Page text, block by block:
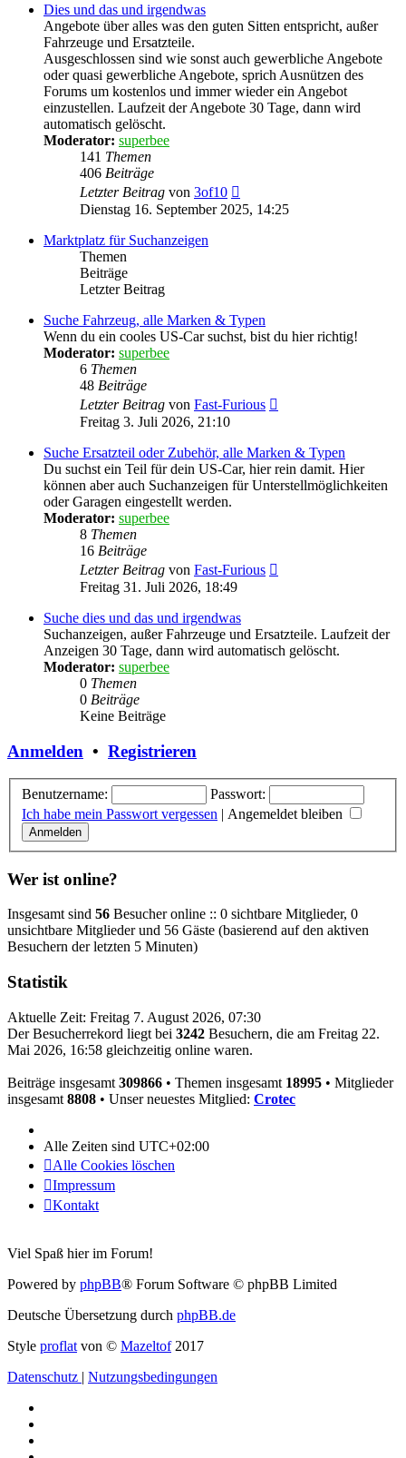
Dies und das und irgendwas
Angebote über alles was den guten Sitten entspricht, außer
Fahrzeuge und Ersatzteile.
Ausgeschlossen sind wie sonst auch gewerbliche Angebote
oder quasi gewerbliche Angebote, sprich Ausnützen des
Forums um kostenlos und immer wieder ein Angebot
einzustellen. Laufzeit der Angebote 30 Tage, dann wird
automatisch gelöscht.
Moderator: superbee
141 Themen
406 Beiträge
Letzter Beitrag von 3of10
Beitrag
Dienstag 16. September 2025, 14:25
Marktplatz für Suchanzeigen
Themen
Beiträge
Letzter Beitrag
Suche Fahrzeug, alle Marken & Typen
Wenn du ein cooles US-Car suchst, bist du hier richtig!
Moderator: superbee
6 Themen
48 Beiträge
Letzter Beitrag von Fast-Furious
Freitag 3. Juli 2026, 21:10
Suche Ersatzteil oder Zubehör, alle Marken & Typen
Du suchst ein Teil für dein US-Car, hier rein damit. Hier
können aber auch Suchanzeigen für Unterstellmöglichkeiten
oder Garagen eingestellt werden.
Moderator: superbee
8 Themen
16 Beiträge
Letzter Beitrag von Fast-Furious
Freitag 31. Juli 2026, 18:49
Suche dies und das und irgendwas
Suchanzeigen, außer Fahrzeuge und Ersatzteile. Laufzeit der
Anzeigen 30 Tage, dann wird automatisch gelöscht.
Moderator: superbee
0 Themen
0 Beiträge
Keine Beiträge
Anmelden • Registrieren
Benutzername:
Passwort:
Ich habe mein Passwort vergessen | Angemeldet bleiben
Wer ist online?
Insgesamt sind 56 Besucher online :: 0 sichtbare Mitglieder, 0
unsichtbare Mitglieder und 56 Gäste (basierend auf den aktiven
Besuchern der letzten 5 Minuten)
Statistik
Aktuelle Zeit: Freitag 7. August 2026, 07:30
Der Besucherrekord liegt bei 3242 Besuchern, die am Freitag 22.
Mai 2026, 16:58 gleichzeitig online waren.
Beiträge insgesamt 309866 • Themen insgesamt 18995 • Mitglieder
insgesamt 8808 • Unser neuestes Mitglied: Crotec
Alle Zeiten sind UTC+02:00
Alle Cookies löschen
Impressum
Kontakt
Viel Spaß hier im Forum!
Powered by phpBB® Forum Software © phpBB Limited
Deutsche Übersetzung durch phpBB.de
Style proflat von © Mazeltof2017
Datenschutz | Nutzungsbedingungen